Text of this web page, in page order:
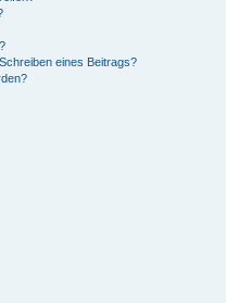
eines Beitrags?